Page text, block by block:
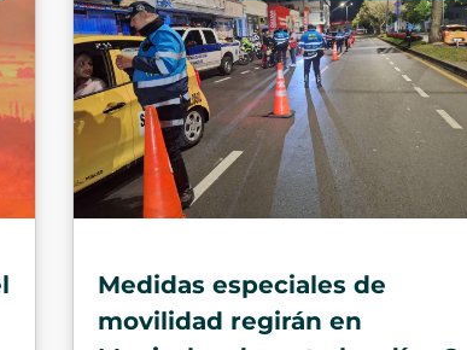
Medidas especiales de
movilidad regirán en